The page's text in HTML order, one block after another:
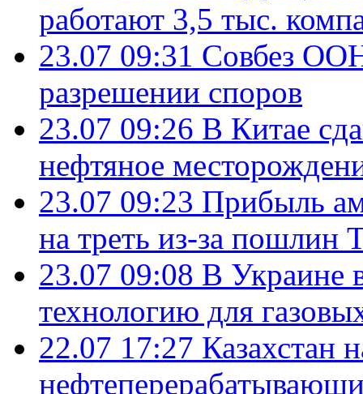
работают 3,5 тыс.
23.07 09:31 Совбез
разрешении споров
23.07 09:26 В Китае
нефтяное
23.07 09:23 Прибыль
на треть из-за пошлин
23.07 09:08 В Украине
технологию для
22.07 17:27 Казахстан